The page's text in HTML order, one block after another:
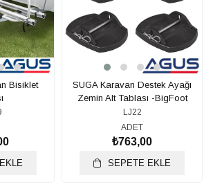
Bisiklet
SUGA Karavan Destek Ayağı
Zemin Alt Tablası -BigFoot
LJ22
ADET
₺763,00
SEPETE EKLE